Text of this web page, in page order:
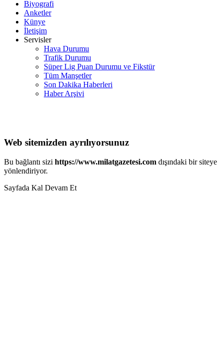
Biyografi
Anketler
Künye
İletişim
Servisler
Hava Durumu
Trafik Durumu
Süper Lig Puan Durumu ve Fikstür
Tüm Manşetler
Son Dakika Haberleri
Haber Arşivi
Web sitemizden ayrılıyorsunuz
Bu bağlantı sizi https://www.milatgazetesi.com dışındaki bir siteye
yönlendiriyor.
Sayfada Kal Devam Et